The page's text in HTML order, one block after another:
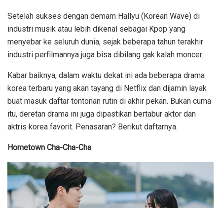
Setelah sukses dengan demam Hallyu (Korean Wave) di
industri musik atau lebih dikenal sebagai Kpop yang
menyebar ke seluruh dunia, sejak beberapa tahun terakhir
industri perfilmannya juga bisa dibilang gak kalah moncer.
Kabar baiknya, dalam waktu dekat ini ada beberapa drama
korea terbaru yang akan tayang di Netflix dan dijamin layak
buat masuk daftar tontonan rutin di akhir pekan. Bukan cuma
itu, deretan drama ini juga dipastikan bertabur aktor dan
aktris korea favorit. Penasaran? Berikut daftarnya.
Hometown Cha-Cha-Cha